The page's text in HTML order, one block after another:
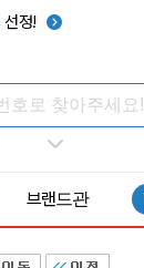
선정!
브랜드관